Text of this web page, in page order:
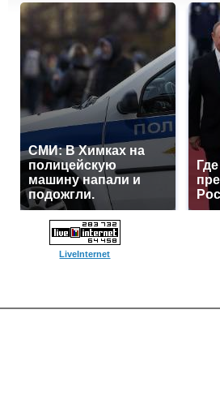
СМИ: В Химках на
полицейскую
машину напали и
подожгли.
LiveInternet